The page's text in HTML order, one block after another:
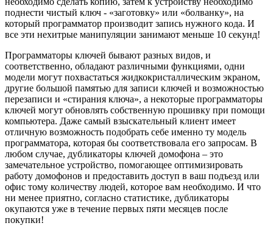
поднести чистый ключ - «заготовку» или «болванку», на
который программатор производит запись нужного кода. И
все эти нехитрые манипуляции занимают меньше 10 секунд!
Программаторы ключей бывают разных видов, и
соответственно, обладают различными функциями, одни
модели могут похвастаться жидкокристаллическим экраном,
другие большой памятью для записи ключей и возможностью
перезаписи и «стирания ключа», а некоторые программаторы
ключей могут обновлять собственную прошивку при помощи
компьютера. Даже самый взыскательный клиент имеет
отличную возможность подобрать себе именно ту модель
программатора, которая бы соответствовала его запросам. В
любом случае, дубликаторы ключей домофона – это
замечательное устройство, помогающее оптимизировать
работу домофонов и предоставить доступ в ваш подъезд или
офис тому количеству людей, которое вам необходимо. И что
ни менее приятно, согласно статистике, дубликаторы
окупаются уже в течение первых пяти месяцев после
покупки!